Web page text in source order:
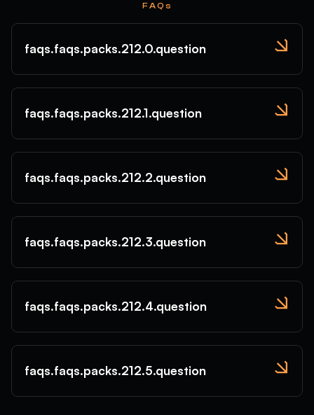
Pretty in Pink- Poogie Pet +$17.00
Emperor's New Duds- Poogie Pet +$17.00
FAQs
faqs.faqs.packs.212.0.question
faqs.faqs.packs.212.1.question
faqs.faqs.packs.212.2.question
faqs.faqs.packs.212.3.question
faqs.faqs.packs.212.4.question
faqs.faqs.packs.212.5.question